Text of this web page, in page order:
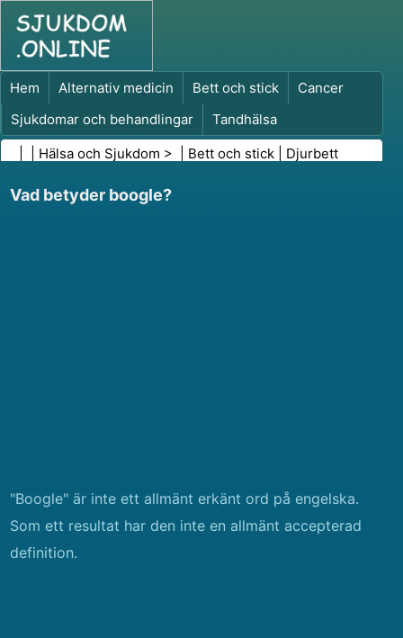
Hem Alternativ medicin Bett och stick
Cancer
Sjukdomar och behandlingar
Tandhälsa
Kost och näring
Familjehälsa
Hälsa och Sjukdom > | Bett och stick Djurbett
Vad betyder boogle?
"Boogle" är inte ett allmänt erkänt ord på engelska.
Som ett resultat har den inte en allmänt accepterad
definition.